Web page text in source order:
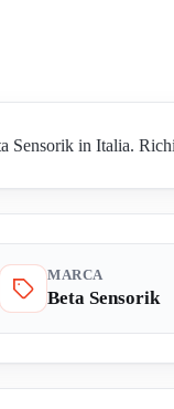
in Italia.
MARCA
Beta Sensorik